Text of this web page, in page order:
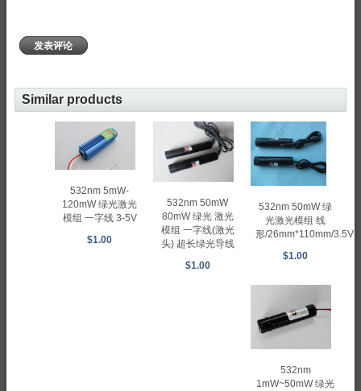
发表评论
Similar products
532nm 5mW-
120mW 绿光激光
模组 一字线 3-5V
$1.00
532nm 50mW
80mW 绿光 激光
模组 一字线(激光
头) 超长绿光导线
$1.00
532nm 50mW 绿
光激光模组 线
形/26mm*110mm/
$1.00
532nm
1mW~50mW 绿光